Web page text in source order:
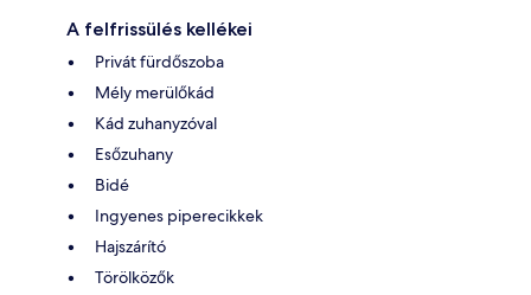
A felfrissülés kellékei
Privát fürdőszoba
Mély merülőkád
Kád zuhanyzóval
Esőzuhany
Bidé
Ingyenes piperecikkek
Hajszárító
Törölközők